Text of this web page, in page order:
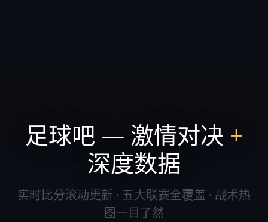
足球吧 — 激情对决 +
深度数据
实时比分滚动更新 · 五大联赛全覆盖 · 战术热
图一目了然